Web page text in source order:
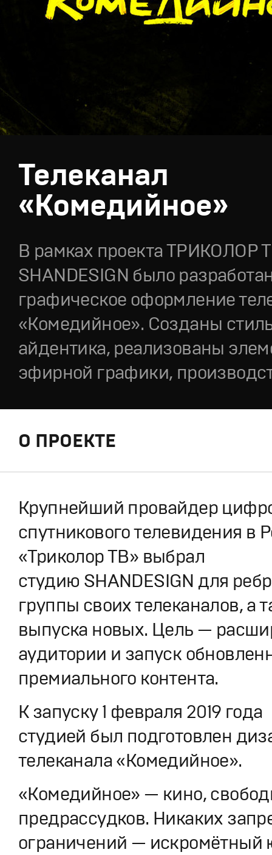
Телеканал
«Комедийное»
В рамках проекта ТРИКОЛОР
SHANDESIGN было
графическое оформление
«Комедийное». Созданы
айдентика, реализованы
эфирной графики,
О ПРОЕКТЕ
Крупнейший провайдер
спутникового телевидения в
«Триколор ТВ» выбрал
студию SHANDESIGN для
группы своих телеканалов, а
выпуска новых. Цель —
аудитории и запуск
премиального контента.
К запуску 1 февраля 2019 года
студией был подготовлен
телеканала «Комедийное».
«Комедийное» — кино,
предрассудков. Никаких
ограничений — искромётный